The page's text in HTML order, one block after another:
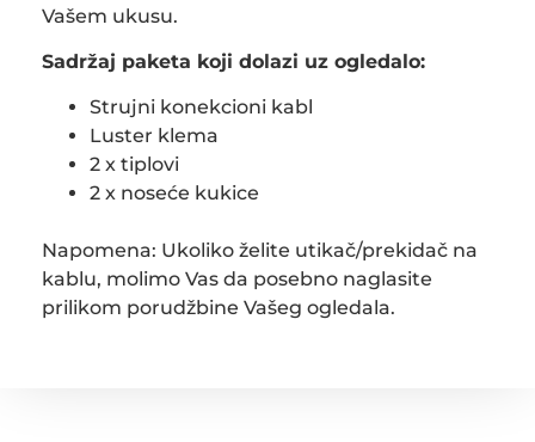
Vašem ukusu.
Sadržaj paketa koji dolazi uz ogledalo:
Strujni konekcioni kabl
Luster klema
2 x tiplovi
2 x noseće kukice
Napomena: Ukoliko želite utikač/prekidač na
kablu, molimo Vas da posebno naglasite
prilikom porudžbine Vašeg ogledala.